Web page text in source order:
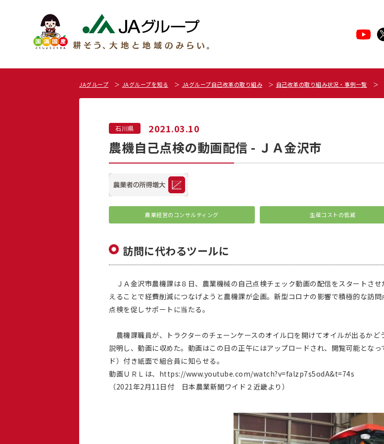
JAグループ JAグループを知る JAグループ自己改革の取り組み 自己改革の取り組み状況・事例一覧
石川県 2021.03.10
農機自己点検の動画配信 - ＪＡ金沢市
農業経営のコンサルティング 生産コストの低減
訪問に代わるツールに
ＪＡ金沢市農機課は８日、農業機械の自己点検チェック動画の配信をスタートさ
えることで経費削減につなげようと農機課が企画。新型コロナの影響で積極的な訪
点検を促しサポートに当たる。
農機課職員が、トラクターのチェーンケースのオイル口を開けてオイルが出るか
説明し、動画に収めた。動画はこの日の正午にはアップロードされ、閲覧可能とな
ド）付き紙面で組合員に知らせる。
動画ＵＲＬは、https://www.youtube.com/watch?v=falzp7s5odA&t=74s
（2021年2月11日付 日本農業新聞ワイド２近畿より）